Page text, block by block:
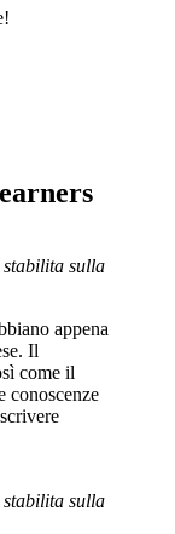
sulla
appena
Il
come il
conoscenze
sulla